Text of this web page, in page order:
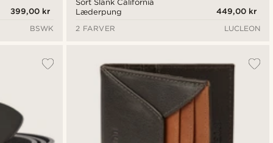
399,00 kr
BSWK
Sort Slank California
Læderpung
449,00 kr
2 FARVER
LUCLEON